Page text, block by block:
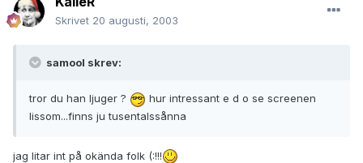
Skrivet 20 augusti, 2003
samool skrev:
tror du han ljuger ?
hur intressant e d o se screenen
lissom...finns ju tusentalssånna
jag litar int på okända folk (:!!!